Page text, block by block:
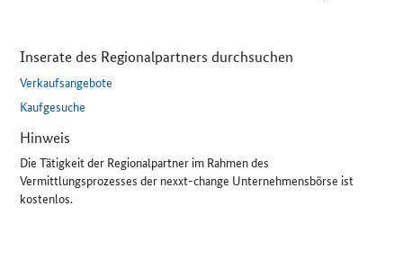
Inserate des Regionalpartners durchsuchen
Verkaufsangebote
Kaufgesuche
Hinweis
Die Tätigkeit der Regionalpartner im Rahmen des
Vermittlungsprozesses der nexxt-change Unternehmensbörse ist
kostenlos.